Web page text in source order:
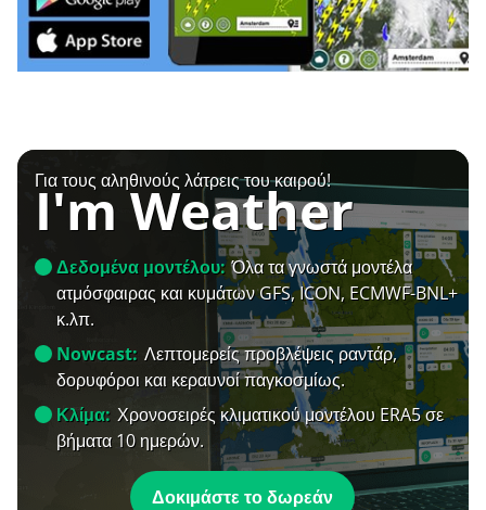
Για τους αληθινούς λάτρεις του καιρού!
I'm Weather
Δεδομένα μοντέλου: Όλα τα γνωστά μοντέλα
ατμόσφαιρας και κυμάτων GFS, ICON, ECMWF-BNL+
κ.λπ.
Nowcast: Λεπτομερείς προβλέψεις ραντάρ,
δορυφόροι και κεραυνοί παγκοσμίως.
Κλίμα: Χρονοσειρές κλιματικού μοντέλου ERA5 σε
βήματα 10 ημερών.
Δοκιμάστε το δωρεάν